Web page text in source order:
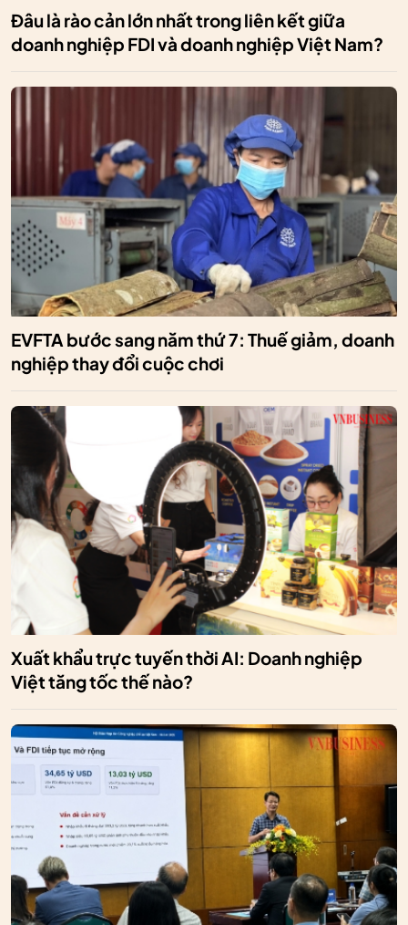
Đâu là rào cản lớn nhất trong liên kết giữa
doanh nghiệp FDI và doanh nghiệp Việt Nam?
EVFTA bước sang năm thứ 7: Thuế giảm, doanh
nghiệp thay đổi cuộc chơi
Xuất khẩu trực tuyến thời AI: Doanh nghiệp
Việt tăng tốc thế nào?